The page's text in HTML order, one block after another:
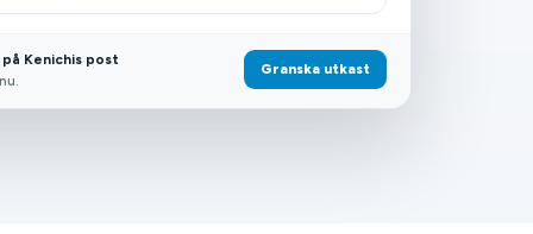
Kenichis post
Granska utkast